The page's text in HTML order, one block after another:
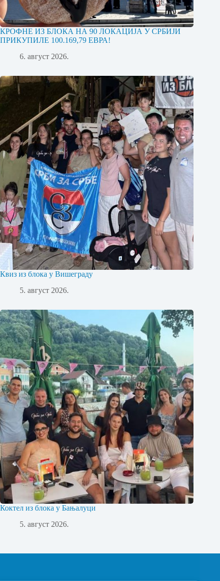
КРОФНЕ ИЗ БЛОКА НА 90 ЛОКАЦИЈА У СРБИЈИ
ПРИКУПИЛЕ 100.169,79 ЕВРА!
6. август 2026.
Квиз из блока у Вишеграду
5. август 2026.
Коктел из блока у Бањалуци
5. август 2026.